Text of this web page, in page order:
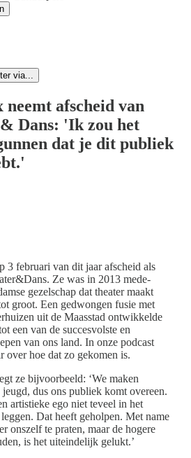
via...
afscheid van
Dans: 'Ik zou het
dat je dit publiek
3 februari van dit jaar afscheid als
Ze was in 2013 mede-
gezelschap dat theater maakt
groot. Een gedwongen fusie met
uit de Maasstad ontwikkelde
een van de succesvolste en
van ons land. In onze podcast
over hoe dat zo gekomen is.
ze bijvoorbeeld: ‘We maken
dus ons publiek komt overeen.
artistieke ego niet teveel in het
Dat heeft geholpen. Met name
onszelf te praten, maar de hogere
is het uiteindelijk gelukt.’